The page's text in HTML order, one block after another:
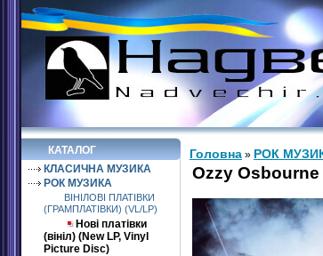
КАТАЛОГ
КЛАСИЧНА МУЗИКА
РОК МУЗИКА
ВІНІЛОВІ ПЛАТІВКИ
(ГРАМПЛАТІВКИ) (VL/LP)
Нові платівки
(вініл) (New LP, Vinyl
Picture Disc)
Головна » РОК
Ozzy Osbourne